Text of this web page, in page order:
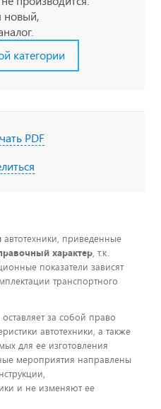
новый,
категории
PDF
автотехники, приведенные
характер, т.к.
показатели зависят
транспортного
за собой право
автотехники, а также
для ее изготовления
мероприятия направлены
и не изменяют ее